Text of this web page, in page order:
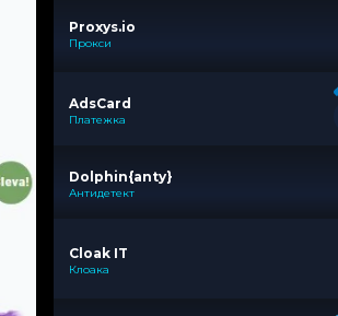
Proxys.io
Прокси
AdsCard
Платежка
Dolphin{anty}
Антидетект
Cloak IT
Клоака